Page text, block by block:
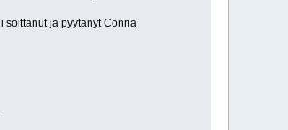
soittanut ja pyytänyt Conria